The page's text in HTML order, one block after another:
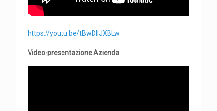
https://youtu.be/tBwDlIJXBLw
Video-presentazione Azienda